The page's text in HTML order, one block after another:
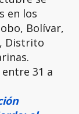
en los
Bolívar,
Distrito
31 a